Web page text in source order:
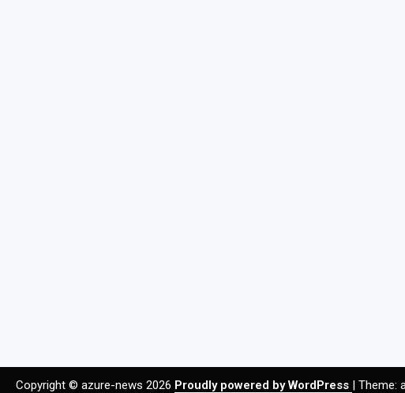
Copyright © azure-news 2026 Proudly powered by WordPress | Theme: